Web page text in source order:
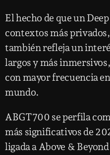
El hecho de que un
contextos más
también refleja un
largos y más
con mayor frecuencia
mundo.
ABGT700 se perfila
más significativos de
ligada a Above &